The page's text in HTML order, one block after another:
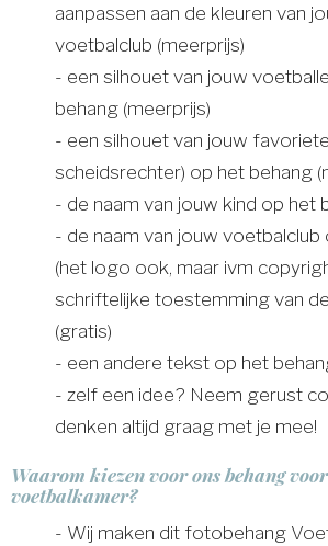
aanpassen aan de kleuren van
voetbalclub (meerprijs)
- een silhouet van jouw
behang (meerprijs)
- een silhouet van jouw
scheidsrechter) op het behang
- de naam van jouw kind op het
- de naam van jouw
(het logo ook, maar ivm
schriftelijke toestemming van
(gratis)
- een andere tekst op het
- zelf een idee? Neem gerust
denken altijd graag met je mee!
Waarom kiezen voor ons behang
voetbalkamer?
- Wij maken dit fotobehang